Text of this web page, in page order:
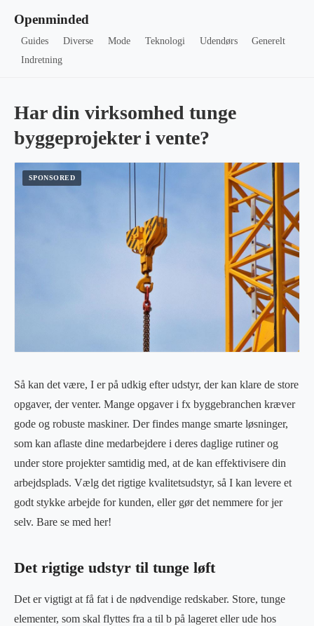
Openminded
Guides Diverse Mode Teknologi Udendørs
Generelt
Indretning
Har din virksomhed tunge
byggeprojekter i vente?
Så kan det være, I er på udkig efter udstyr, der kan klare de store
opgaver, der venter. Mange opgaver i fx byggebranchen kræver
gode og robuste maskiner. Der findes mange smarte løsninger,
som kan aflaste dine medarbejdere i deres daglige rutiner og
under store projekter samtidig med, at de kan effektivisere din
arbejdsplads. Vælg det rigtige kvalitetsudstyr, så I kan levere et
godt stykke arbejde for kunden, eller gør det nemmere for jer
selv. Bare se med her!
Det rigtige udstyr til tunge løft
Det er vigtigt at få fat i de nødvendige redskaber. Store, tunge
elementer, som skal flyttes fra a til b på lageret eller ude hos